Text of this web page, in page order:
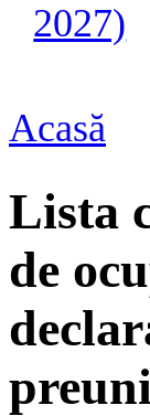
2027)
Eşti aici
Acasă
Lista
de